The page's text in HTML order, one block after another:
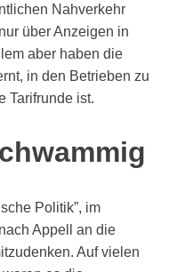
Nahverkehr
über Anzeigen in
aber haben die
in den Betrieben zu
Tarifrunde ist.
Politik”, im
Appell an die
Auf vielen